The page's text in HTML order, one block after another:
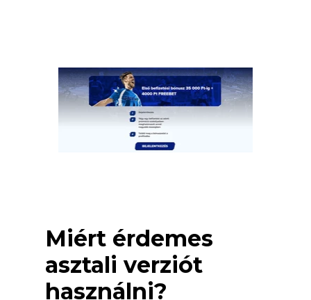
Miért érdemes
asztali verziót
használni?